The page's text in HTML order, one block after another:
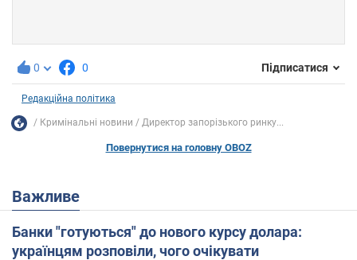
0 0 Підписатися
Редакційна політика
Кримінальні новини Директор запорізького ринку...
Повернутися на головну OBOZ
Важливе
Банки "готуються" до нового курсу долара:
українцям розповіли, чого очікувати